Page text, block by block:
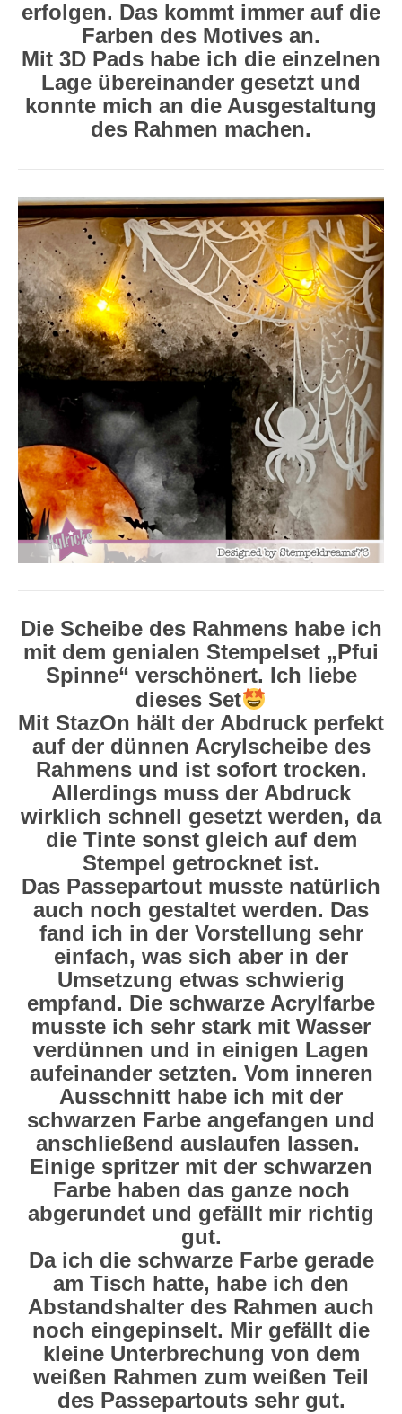
erfolgen. Das kommt immer auf die
Farben des Motives an.
Mit 3D Pads habe ich die einzelnen
Lage übereinander gesetzt und
konnte mich an die Ausgestaltung
des Rahmen machen.
Die Scheibe des Rahmens habe ich
mit dem genialen Stempelset „Pfui
Spinne“ verschönert. Ich liebe
dieses Set
Mit StazOn hält der Abdruck perfekt
auf der dünnen Acrylscheibe des
Rahmens und ist sofort trocken.
Allerdings muss der Abdruck
wirklich schnell gesetzt werden, da
die Tinte sonst gleich auf dem
Stempel getrocknet ist.
Das Passepartout musste natürlich
auch noch gestaltet werden. Das
fand ich in der Vorstellung sehr
einfach, was sich aber in der
Umsetzung etwas schwierig
empfand. Die schwarze Acrylfarbe
musste ich sehr stark mit Wasser
verdünnen und in einigen Lagen
aufeinander setzten. Vom inneren
Ausschnitt habe ich mit der
schwarzen Farbe angefangen und
anschließend auslaufen lassen.
Einige spritzer mit der schwarzen
Farbe haben das ganze noch
abgerundet und gefällt mir richtig
gut.
Da ich die schwarze Farbe gerade
am Tisch hatte, habe ich den
Abstandshalter des Rahmen auch
noch eingepinselt. Mir gefällt die
kleine Unterbrechung von dem
weißen Rahmen zum weißen Teil
des Passepartouts sehr gut.